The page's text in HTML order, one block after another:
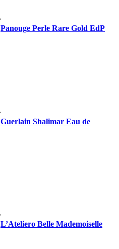
Panouge Perle Rare Gold EdP
Guerlain Shalimar Eau de
L’Ateliero Belle Mademoiselle